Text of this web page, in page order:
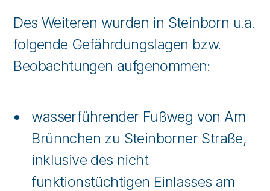
Des Weiteren wurden in Steinborn u.a.
folgende Gefährdungslagen bzw.
Beobachtungen aufgenommen:
wasserführender Fußweg von Am
Brünnchen zu Steinborner Straße,
inklusive des nicht
funktionstüchtigen Einlasses am